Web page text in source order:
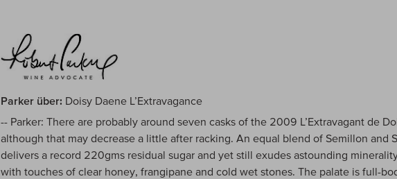
Parker über: Doisy Daene L’Extravagance
-- Parker: There are probably around seven casks of the 2009 L’Extravagant de
although that may decrease a little after racking. An equal blend of Semillon and
delivers a record 220gms residual sugar and yet still exudes astounding
with touches of clear honey, frangipane and cold wet stones. The palate is full-